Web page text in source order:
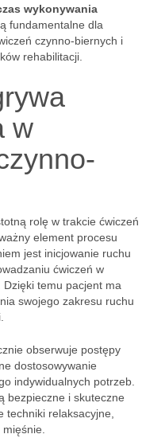
wykonywania
fundamentalne dla
czynno-biernych i
rehabilitacji.
w
rolę w trakcie ćwiczeń
element procesu
jest inicjowanie ruchu
ćwiczeń w
Dzięki temu pacjent ma
swojego zakresu ruchu
obserwuje postępy
dostosowywanie
indywidualnych potrzeb.
bezpieczne i skuteczne
techniki relaksacyjne,